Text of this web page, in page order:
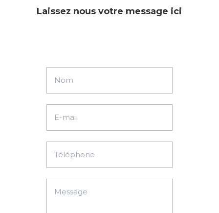
Laissez nous votre message ici